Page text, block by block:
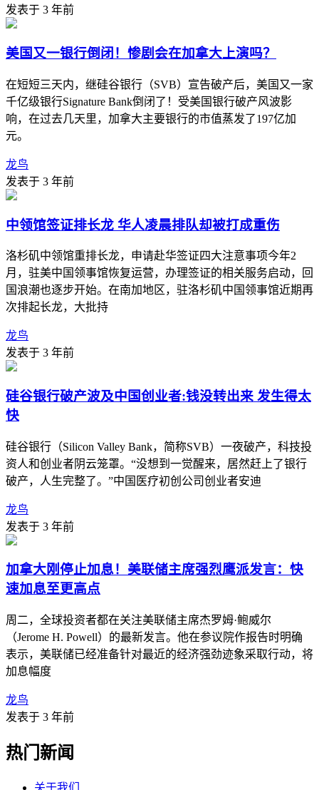
发表于 3 年前
美国又一银行倒闭！惨剧会在加拿大上演吗？
在短短三天内，继硅谷银行（SVB）宣告破产后，美国又一家
千亿级银行Signature Bank倒闭了！受美国银行破产风波影
响，在过去几天里，加拿大主要银行的市值蒸发了197亿加
元。
龙鸟
发表于 3 年前
中领馆签证排长龙 华人凌晨排队却被打成重伤
洛杉矶中领馆重排长龙，申请赴华签证四大注意事项今年2
月，驻美中国领事馆恢复运营，办理签证的相关服务启动，回
国浪潮也逐步开始。在南加地区，驻洛杉矶中国领事馆近期再
次排起长龙，大批持
龙鸟
发表于 3 年前
硅谷银行破产波及中国创业者:钱没转出来 发生得太
快
硅谷银行（Silicon Valley Bank，简称SVB）一夜破产，科技投
资人和创业者阴云笼罩。“没想到一觉醒来，居然赶上了银行
破产，人生完整了。”中国医疗初创公司创业者安迪
龙鸟
发表于 3 年前
加拿大刚停止加息！美联储主席强烈鹰派发言：快
速加息至更高点
周二，全球投资者都在关注美联储主席杰罗姆·鲍威尔
（Jerome H. Powell）的最新发言。他在参议院作报告时明确
表示，美联储已经准备针对最近的经济强劲迹象采取行动，将
加息幅度
龙鸟
发表于 3 年前
热门新闻
关于我们